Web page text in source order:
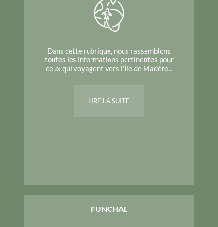
Dans cette rubrique, nous rassemblons
toutes les informations pertinentes pour
ceux qui voyagent vers l'Île de Madère...
LIRE LA SUITE
FUNCHAL